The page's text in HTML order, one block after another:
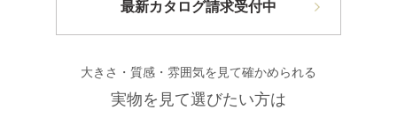
最新カタログ請求受付中
大きさ・質感・雰囲気を見て確かめられる
実物を見て選びたい方は